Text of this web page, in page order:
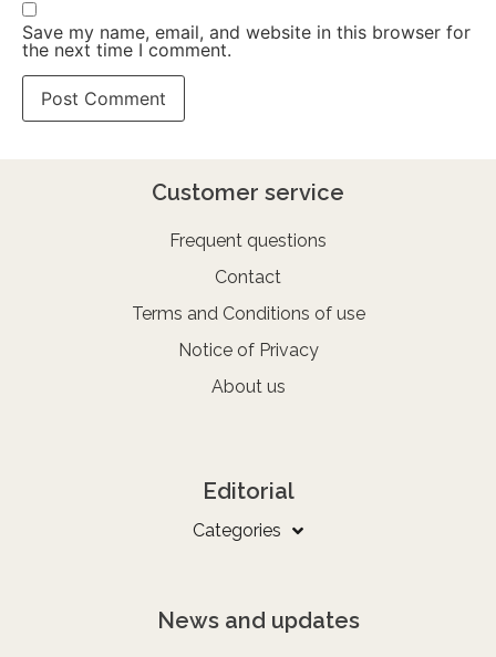
Save my name, email, and website in this browser for
the next time I comment.
Customer service
Frequent questions
Contact
Terms and Conditions of use
Notice of Privacy
About us
Editorial
Categories
News and updates